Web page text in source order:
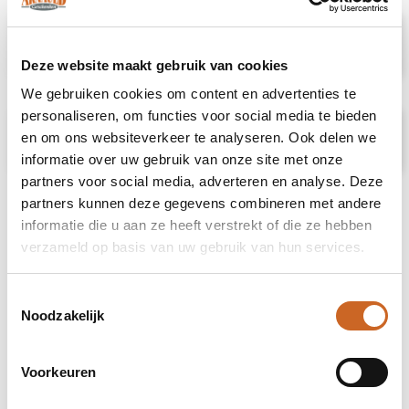
Deze website maakt gebruik van cookies
We gebruiken cookies om content en advertenties te
personaliseren, om functies voor social media te bieden
en om ons websiteverkeer te analyseren. Ook delen we
informatie over uw gebruik van onze site met onze
partners voor social media, adverteren en analyse. Deze
partners kunnen deze gegevens combineren met andere
informatie die u aan ze heeft verstrekt of die ze hebben
verzameld op basis van uw gebruik van hun services.
Noodzakelijk
Voorkeuren
Prijsspecificaties